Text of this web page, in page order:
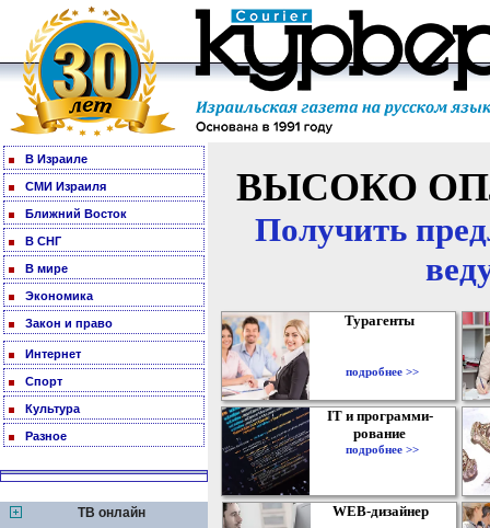
В Израиле
СМИ Израиля
Ближний Восток
В СНГ
В мире
Экономика
Закон и право
Интернет
Спорт
Культура
Разное
ТВ онлайн
ВЫСОКО
Получить
Турагенты
подробнее >>
IT и программи-
рование
подробнее >>
WEB-дизайнер